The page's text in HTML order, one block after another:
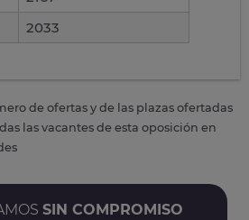
2033
de ofertas y de las plazas ofertadas
las vacantes de esta oposición en
SIN COMPROMISO